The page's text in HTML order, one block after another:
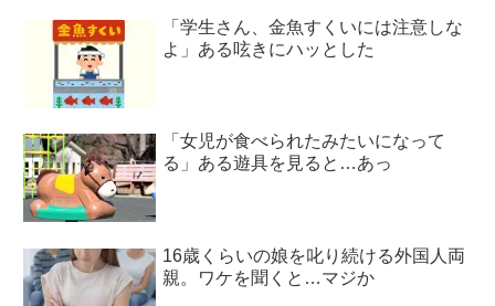
「学生さん、金魚すくいには注意しな
よ」ある呟きにハッとした
「女児が食べられたみたいになって
る」ある遊具を見ると…あっ
16歳くらいの娘を叱り続ける外国人両
親。ワケを聞くと…マジか